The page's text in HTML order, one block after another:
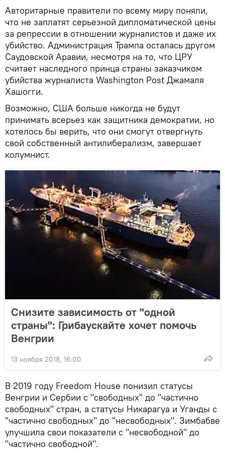
Авторитарные правители по всему миру поняли,
что не заплатят серьезной дипломатической цены
за репрессии в отношении журналистов и даже их
убийство. Администрация Трампа осталась другом
Саудовской Аравии, несмотря на то, что ЦРУ
считает наследного принца страны заказчиком
убийства журналиста Washington Post Джамаля
Хашогги.
Возможно, США больше никогда не будут
принимать всерьез как защитника демократии, но
хотелось бы верить, что они смогут отвергнуть
свой собственный антилиберализм, завершает
колумнист.
Снизите зависимость от "одной
страны": Грибаускайте хочет помочь
Венгрии
13 ноября 2018, 16:00
В 2019 году Freedom House понизил статусы
Венгрии и Сербии с "свободных" до "частично
свободных" стран, а статусы Никарагуа и Уганды с
"частично свободных" до "несвободных". Зимбабве
улучшила свои показатели с "несвободной" до
"частично свободной".